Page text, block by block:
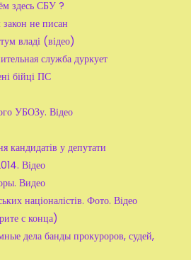
здесь СБУ ?
не писан
владі (відео)
служба дуркует
бійці ПС
УБОЗу. Відео
кандидатів у депутати
Відео
Видео
націоналістів. Фото. Відео
с конца)
дела банды прокуроров, судей,